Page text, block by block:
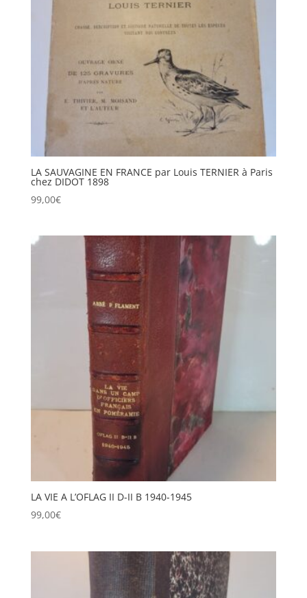
LA SAUVAGINE EN FRANCE par Louis TERNIER à Paris
chez DIDOT 1898
99,00€
LA VIE A L’OFLAG II D-II B 1940-1945
99,00€